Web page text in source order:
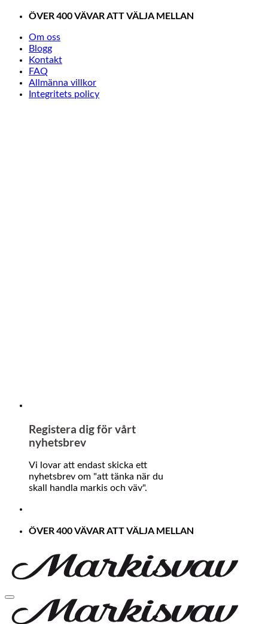
Skip
content
ÖVER 400 VÄVAR ATT VÄLJA MELLAN
Om oss
Blogg
Kontakt
FAQ
Allmänna villkor
Integritets policy
Registera dig för vårt
nyhetsbrev
Vi lovar att endast skicka ett
nyhetsbrev om "att tänka när du
skall handla markis och väv".
ÖVER 400 VÄVAR ATT VÄLJA MELLAN